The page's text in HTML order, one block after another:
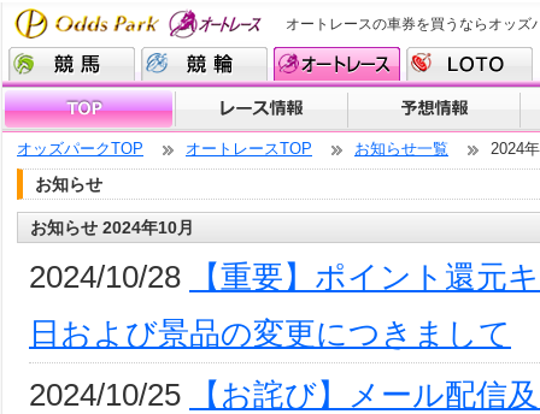
オートレースの車券を買うならオッズ
オッズパークTOP オートレースTOP お知らせ一覧 2024
お知らせ
お知らせ 2024年10月
2024/10/28
【重要】ポイント還元
日および景品の変更につきまして
2024/10/25
【お詫び】メール配信